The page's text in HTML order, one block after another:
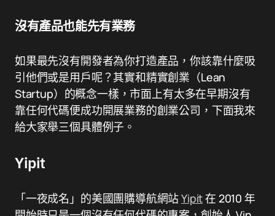
沒有產品也能先有業務
如果最先沒有開發者為你打造產品，你該靠什麼吸
引他們或是用戶呢？其實和精實創業（Lean
Startup）的概念一樣，市面上有太多在早期沒有
靠任何代碼便成功開展業務的創業公司，下面我來
給大家舉三個具體例子。
Yipit
「一夜成名」的美國團購導航網站Yipit在 2010 年